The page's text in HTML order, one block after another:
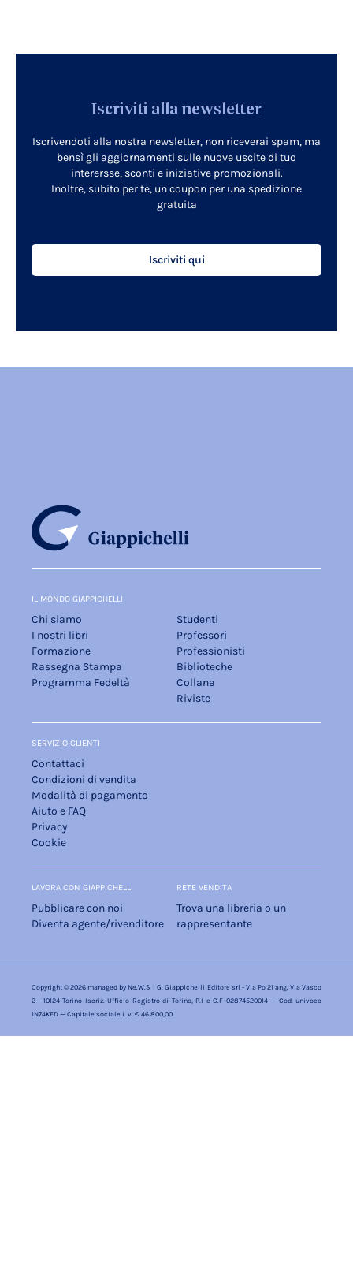
Iscriviti alla newsletter
Iscrivendoti alla nostra newsletter, non riceverai spam, ma
bensì gli aggiornamenti sulle nuove uscite di tuo
interersse, sconti e iniziative promozionali.
Inoltre, subito per te, un coupon per una spedizione
gratuita
Iscriviti qui
IL MONDO GIAPPICHELLI
Chi siamo
I nostri libri
Formazione
Rassegna Stampa
Programma Fedeltà
Studenti
Professori
Professionisti
Biblioteche
Collane
Riviste
SERVIZIO CLIENTI
Contattaci
Condizioni di vendita
Modalità di pagamento
Aiuto e FAQ
Privacy
Cookie
LAVORA CON GIAPPICHELLI
Pubblicare con noi
Diventa agente/rivenditore
RETE VENDITA
Trova una libreria o un
rappresentante
Copyright © 2026 managed by Ne.W.S. | G. Giappichelli Editore srl - Via Po 21 ang. Via Vasco
2 - 10124 Torino Iscriz. Ufficio Registro di Torino, P.I e C.F 02874520014 — Cod. univoco
1N74KED — Capitale sociale i. v. € 46.800,00